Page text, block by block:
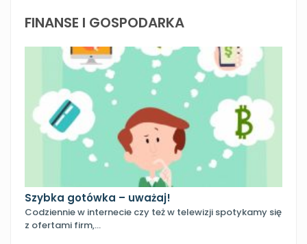
FINANSE I GOSPODARKA
Szybka gotówka – uważaj!
Codziennie w internecie czy też w telewizji spotykamy się
z ofertami firm,…